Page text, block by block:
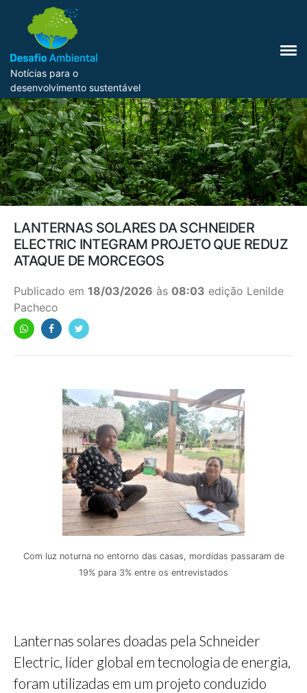
Notícias para o
desenvolvimento sustentável
LANTERNAS SOLARES DA SCHNEIDER
ELECTRIC INTEGRAM PROJETO QUE REDUZ
ATAQUE DE MORCEGOS
Publicado em 18/03/2026 às 08:03 edição Lenilde
Pacheco
Com luz noturna no entorno das casas, mordidas passaram de
19% para 3% entre os entrevistados
Lanternas solares doadas pela Schneider
Electric, líder global em tecnologia de energia,
foram utilizadas em um projeto conduzido